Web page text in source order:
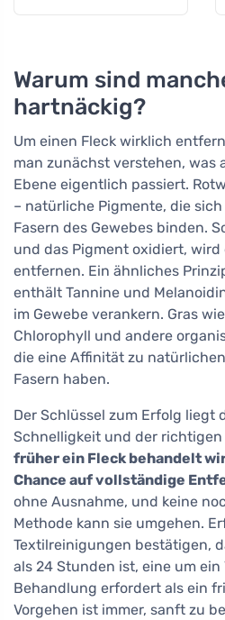
Warum sind
hartnäckig?
Um einen Fleck wirklich
man zunächst verstehen, was
Ebene eigentlich passiert.
– natürliche Pigmente, die
Fasern des Gewebes binden.
und das Pigment oxidiert,
entfernen. Ein ähnliches
enthält Tannine und
im Gewebe verankern. Gras
Chlorophyll und andere
die eine Affinität zu
Fasern haben.
Der Schlüssel zum Erfolg liegt
Schnelligkeit und der richtigen
früher ein Fleck behandelt
Chance auf vollständige
ohne Ausnahme, und keine
Methode kann sie umgehen.
Textilreinigungen bestätigen,
als 24 Stunden ist, eine um
Behandlung erfordert als ein
Vorgehen ist immer, sanft zu